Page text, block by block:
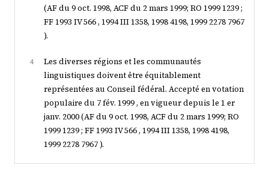
(AF du 9 oct. 1998, ACF du 2 mars 1999; RO 1999 1239 ;
FF 1993 IV 566 , 1994 III 1358, 1998 4198, 1999 2278 7967
).
4
Les diverses régions et les communautés
linguistiques doivent être équitablement
représentées au Conseil fédéral. Accepté en votation
populaire du 7 fév. 1999 , en vigueur depuis le 1 er
janv. 2000 (AF du 9 oct. 1998, ACF du 2 mars 1999; RO
1999 1239 ; FF 1993 IV 566 , 1994 III 1358, 1998 4198,
1999 2278 7967 ).